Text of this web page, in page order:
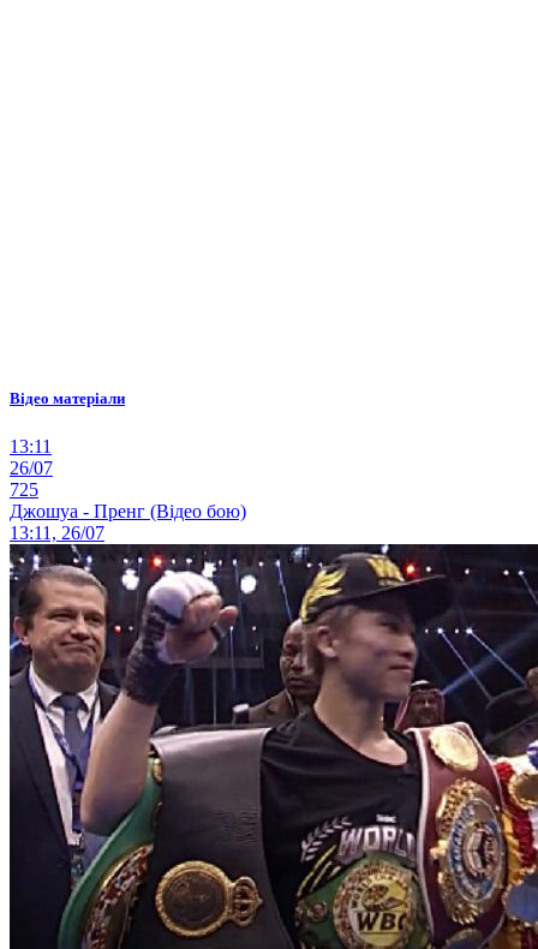
Відео матеріали
13:11
26/07
725
Джошуа - Пренг (Відео бою)
13:11, 26/07